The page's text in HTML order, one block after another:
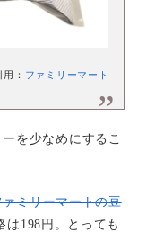
用：ファミリーマート
を少なめにするこ
ァミリーマートの豆
は198円。とっても